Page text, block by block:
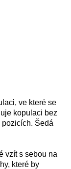
ve které se
kopulaci bez
pozicích. Šedá
vzít s sebou na
které by